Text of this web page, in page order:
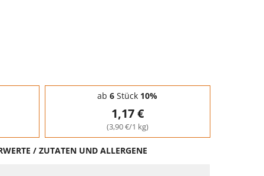
ab 6 Stück 10%
1,17 €
(3,90 €/1 kg)
/ ZUTATEN UND ALLERGENE